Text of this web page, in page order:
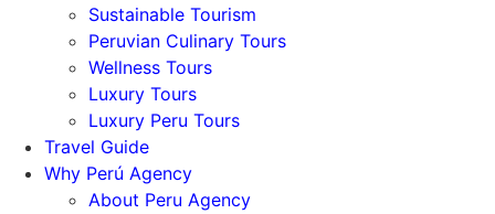
Sustainable Tourism
Peruvian Culinary Tours
Wellness Tours
Luxury Tours
Luxury Peru Tours
Travel Guide
Why Perú Agency
About Peru Agency